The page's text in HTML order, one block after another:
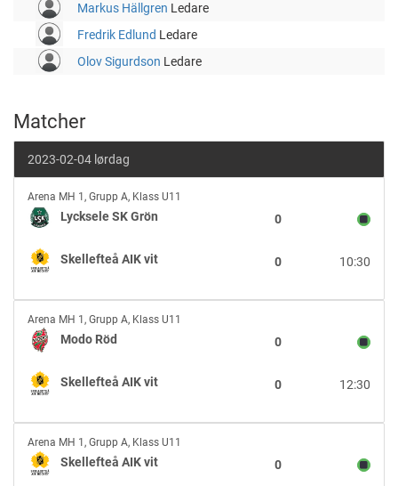
Markus Hällgren Ledare
Fredrik Edlund Ledare
Olov Sigurdson Ledare
Matcher
2023-02-04 lørdag
Lycksele
SK
Grön
vs
Skellefteå
vit
Arena MH 1 , Grupp A, Klass U11
Lycksele SK Grön 0
Skellefteå AIK vit 10:30
0
Modo
Röd
vs
Skellefteå
AIK
Arena MH 1 , Grupp A, Klass U11
Modo Röd 0
Skellefteå AIK vit 12:30
0
Skellefteå
AIK
vit
Arena MH 1 , Grupp A, Klass U11
Skellefteå AIK vit 0